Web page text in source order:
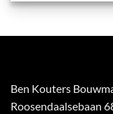
Ben Kouters
Roosendaalsebaan